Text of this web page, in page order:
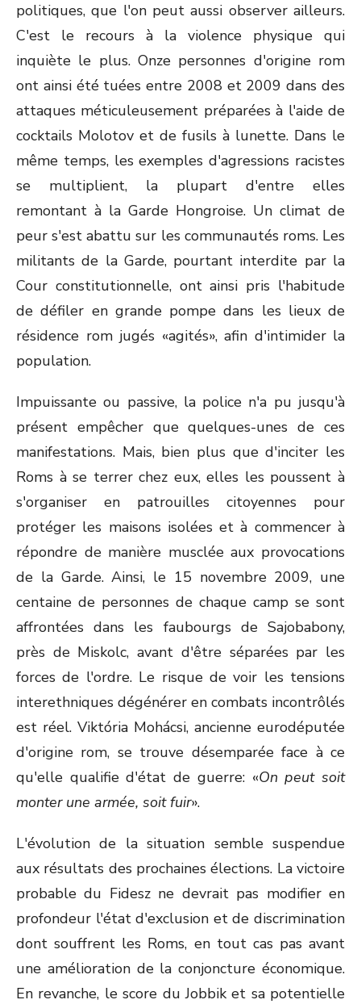
politiques, que l'on peut aussi observer ailleurs.
C'est le recours à la violence physique qui
inquiète le plus. Onze personnes d'origine rom
ont ainsi été tuées entre 2008 et 2009 dans des
attaques méticuleusement préparées à l'aide de
cocktails Molotov et de fusils à lunette. Dans le
même temps, les exemples d'agressions racistes
se multiplient, la plupart d'entre elles
remontant à la Garde Hongroise. Un climat de
peur s'est abattu sur les communautés roms. Les
militants de la Garde, pourtant interdite par la
Cour constitutionnelle, ont ainsi pris l'habitude
de défiler en grande pompe dans les lieux de
résidence rom jugés «agités», afin d'intimider la
population.
Impuissante ou passive, la police n'a pu jusqu'à
présent empêcher que quelques-unes de ces
manifestations. Mais, bien plus que d'inciter les
Roms à se terrer chez eux, elles les poussent à
s'organiser en patrouilles citoyennes pour
protéger les maisons isolées et à commencer à
répondre de manière musclée aux provocations
de la Garde. Ainsi, le 15 novembre 2009, une
centaine de personnes de chaque camp se sont
affrontées dans les faubourgs de Sajobabony,
près de Miskolc, avant d'être séparées par les
forces de l'ordre. Le risque de voir les tensions
interethniques dégénérer en combats incontrôlés
est réel. Viktória Mohácsi, ancienne eurodéputée
d'origine rom, se trouve désemparée face à ce
qu'elle qualifie d'état de guerre: «On peut soit
monter une armée, soit fuir».
L'évolution de la situation semble suspendue
aux résultats des prochaines élections. La victoire
probable du Fidesz ne devrait pas modifier en
profondeur l'état d'exclusion et de discrimination
dont souffrent les Roms, en tout cas pas avant
une amélioration de la conjoncture économique.
En revanche, le score du Jobbik et sa potentielle